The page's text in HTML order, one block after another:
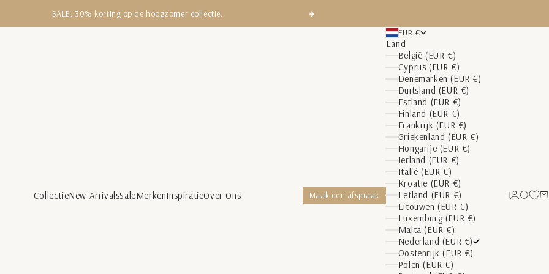
SALE: 30% korting op de hoogzomer collectie. Volgende
CollectieNew ArrivalsSaleMerkenInspiratieOver Ons Maak een afspraak
EUR €
Land
België (EUR €)
Cyprus (EUR €)
Denemarken (EUR €)
Duitsland (EUR €)
Estland (EUR €)
Finland (EUR €)
Frankrijk (EUR €)
Griekenland (EUR €)
Hongarije (EUR €)
Ierland (EUR €)
Italië (EUR €)
Kroatië (EUR €)
Letland (EUR €)
Litouwen (EUR €)
Luxemburg (EUR €)
Malta (EUR €)
Nederland (EUR €)
Oostenrijk (EUR €)
Polen (EUR €)
Inloggen